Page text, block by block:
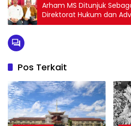
Arham MS Ditunjuk
Direktorat Hukum dan
AP28-ADA
Pos Terkait